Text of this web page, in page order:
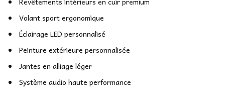
Volant sport ergonomique
Éclairage LED personnalisé
Peinture extérieure personnalisée
Jantes en alliage léger
Système audio haute performance